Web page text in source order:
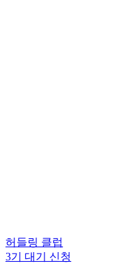
허들링 클럽
3기 대기 신청